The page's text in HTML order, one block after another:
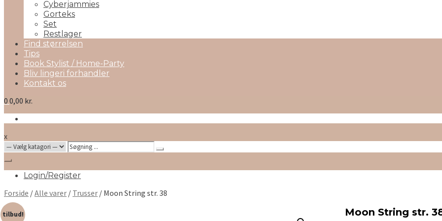
Cyberjammies
Gorteks
Set
Restlager
Find størrelsen
Tips
Book Stylist / Home-Party
Bliv lingeri forhandler
Kontakt os
0 0,00 kr.
x
Search
for:
Login/Register
Forside /Alle varer / Trusser / Moon String str. 38
tilbud! Moon String str.